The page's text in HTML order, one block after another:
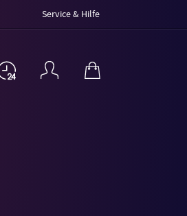
Service & Hilfe